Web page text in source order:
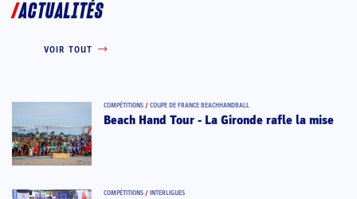
ACTUALITÉS
VOIR TOUT
COMPÉTITIONS / COUPE DE FRANCE BEACHHANDBALL
Beach Hand Tour - La Gironde rafle la mise
COMPÉTITIONS / INTERLIGUES